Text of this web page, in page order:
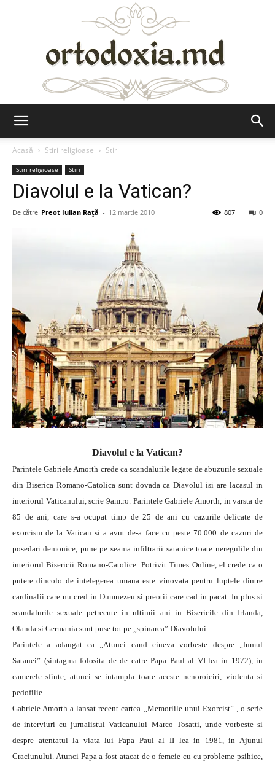
Acasă
Stiri religioase Stiri
Stiri religioase Stiri
Diavolul e la Vatican?
De către Preot Iulian Raţă - 12 martie 2010 0
807
Diavolul e la Vatican?
Parintele Gabriele Amorth crede ca scandalurile legate de abuzurile sexuale
din Biserica Romano-Catolica sunt dovada ca Diavolul isi are lacasul in
interiorul Vaticanului, scrie 9am.ro. Parintele Gabriele Amorth, in varsta de
85 de ani, care s-a ocupat timp de 25 de ani cu cazurile delicate de
exorcism de la Vatican si a avut de-a face cu peste 70.000 de cazuri de
posedari demonice, pune pe seama infiltrarii satanice toate neregulile din
interiorul Bisericii Romano-Catolice. Potrivit Times Online, el crede ca o
putere dincolo de intelegerea umana este vinovata pentru luptele dintre
cardinalii care nu cred in Dumnezeu si preotii care cad in pacat. In plus si
scandalurile sexuale petrecute in ultimii ani in Bisericile din Irlanda,
Olanda si Germania sunt puse tot pe „spinarea” Diavolului.
Parintele a adaugat ca „Atunci cand cineva vorbeste despre „fumul
Satanei” (sintagma folosita de de catre Papa Paul al VI-lea in 1972), in
camerele sfinte, atunci se intampla toate aceste nenoroiciri, violenta si
pedofilie.
Gabriele Amorth a lansat recent cartea „Memoriile unui Exorcist” , o serie
de interviuri cu jurnalistul Vaticanului Marco Tosatti, unde vorbeste si
despre atentatul la viata lui Papa Paul al II lea in 1981, in Ajunul
Craciunului. Atunci Papa a fost atacat de o femeie cu cu probleme psihice,